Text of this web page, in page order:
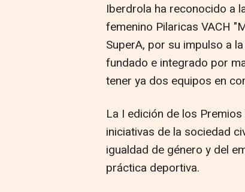
Iberdrola ha reconocido a
femenino Pilaricas VACH
SuperA, por su impulso a
fundado e integrado por
tener ya dos equipos en
La I edición de los
iniciativas de la sociedad
igualdad de género y del
práctica deportiva.